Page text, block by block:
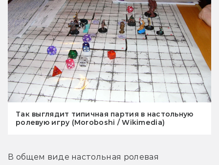
Так выглядит типичная партия в настольную
ролевую игру (Moroboshi / Wikimedia)
В общем виде настольная ролевая